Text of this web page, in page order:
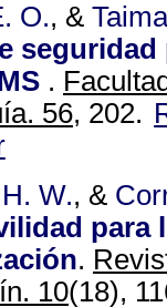
O., &
seguridad
.
56, 202.
W., &
para
.
10(18),